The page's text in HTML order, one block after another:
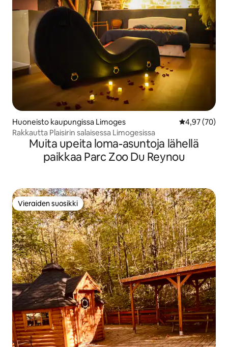
Huoneisto kaupungissa Limoges
4,97 (70)
Rakkautta Plaisirin salaisessa Limogesissa
Muita upeita loma-asuntoja lähellä
paikkaa Parc Zoo Du Reynou
Vieraiden suosikki
Vieraiden suosikki